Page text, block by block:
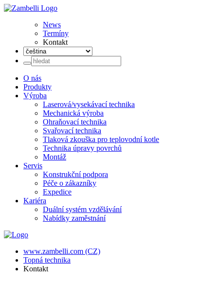
News
Termíny
Kontakt
O nás
Produkty
Výroba
Laserová/vysekávací technika
Mechanická výroba
Ohraňovací technika
Svařovací technika
Tlaková zkouška pro teplovodní kotle
Technika úpravy povrchů
Montáž
Servis
Konstrukční podpora
Péče o zákazníky
Expedice
Kariéra
Duální systém vzdělávání
Nabídky zaměstnání
www.zambelli.com (CZ)
Topná technika
Kontakt